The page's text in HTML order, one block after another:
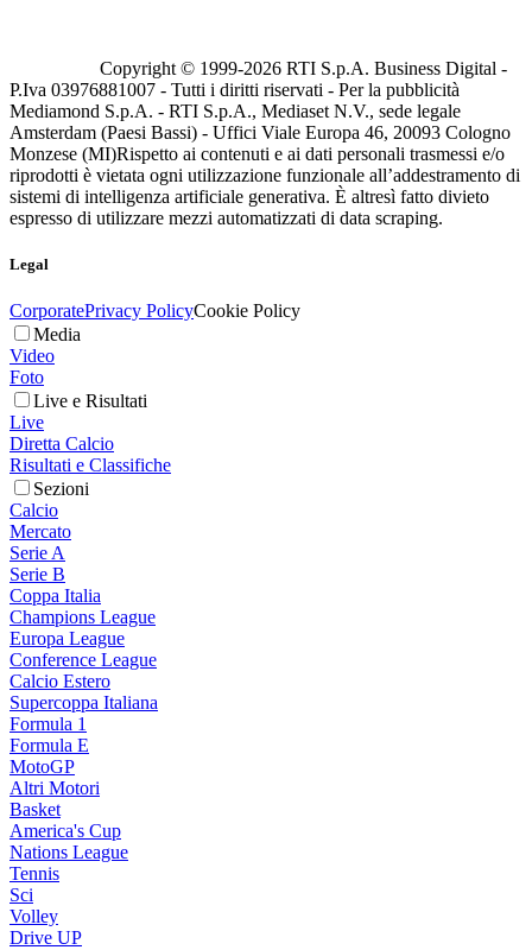
Copyright © 1999-2026 RTI S.p.A. Business Digital -
P.Iva 03976881007 - Tutti i diritti riservati - Per la pubblicità
Mediamond S.p.A. - RTI S.p.A., Mediaset N.V., sede legale
Amsterdam (Paesi Bassi) - Uffici Viale Europa 46, 20093 Cologno
Monzese (MI)Rispetto ai contenuti e ai dati personali trasmessi e/o
riprodotti è vietata ogni utilizzazione funzionale all’addestramento di
sistemi di intelligenza artificiale generativa. È altresì fatto divieto
espresso di utilizzare mezzi automatizzati di data scraping.
Legal
CorporatePrivacy PolicyCookie Policy
Media
Video
Foto
Live e Risultati
Live
Diretta Calcio
Risultati e Classifiche
Sezioni
Calcio
Mercato
Serie A
Serie B
Coppa Italia
Champions League
Europa League
Conference League
Calcio Estero
Supercoppa Italiana
Formula 1
Formula E
MotoGP
Altri Motori
Basket
America's Cup
Nations League
Tennis
Sci
Volley
Drive UP